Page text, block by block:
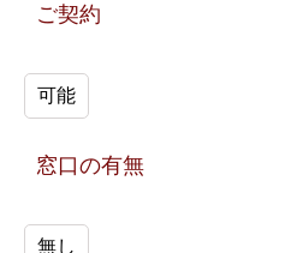
ご契約
可能
窓口の有無
無し